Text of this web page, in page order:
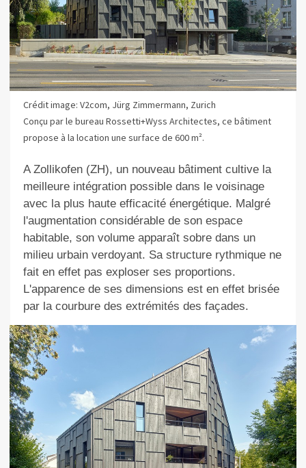
Crédit image: V2com, Jürg Zimmermann, Zurich
Conçu par le bureau Rossetti+Wyss Architectes, ce bâtiment
propose à la location une surface de 600 m².
AZollikofen (ZH), un nouveau bâtiment cultive la
meilleure intégration possible dans le voisinage
avec la plus haute efficacité énergétique. Malgré
l'augmentation considérable de son espace
habitable, son volumeapparaît sobre dans un
milieuurbain verdoyant. Sa structure rythmique ne
fait en effet pas exploser ses proportions.
L'apparence deses dimensions est en effet brisée
par la courbure des extrémités des façades.